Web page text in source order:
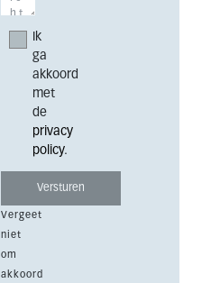
Ik
ga
akkoord
met
de
privacy
policy.
Vergeet
niet
om
akkoord